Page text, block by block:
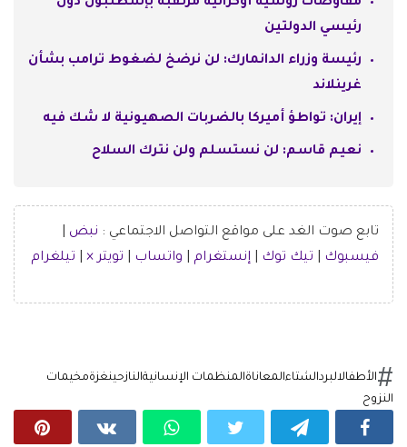
رئيسي الدولتين
رئيسة وزراء الدانمارك: لن نرضخ لضغوط ترامب بشأن
غرينلاند
إيران: تواطؤ أميركا بالضربات الصهيونية لا شك فيه
نعيم قاسم: لن نستسلم ولن نترك السلاح
تابع صوت الغد على مواقع التواصل الاجتماعي : نبض
فيسبوك
تيك توك إنستغرام واتساب تويتر × تيلغرام
الأطفالالبردالشتاءالمعاناةالمنظمات الإنسانيةالنازحينغزةمخيمات
النزوح